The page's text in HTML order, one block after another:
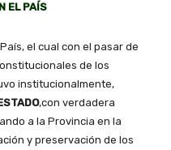
EL PAÍS
el cual con el pasar de
de los
institucionalmente,
,con verdadera
a la Provincia en la
y preservación de los